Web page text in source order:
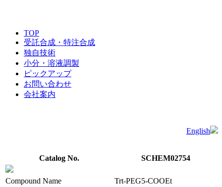
TOP
受託合成・特注合成
独自技術
小分・溶液調製
ピックアップ
お問い合わせ
会社案内
English
Catalog No. SCHEM02754
Compound Name
Trt-PEG5-COOEt